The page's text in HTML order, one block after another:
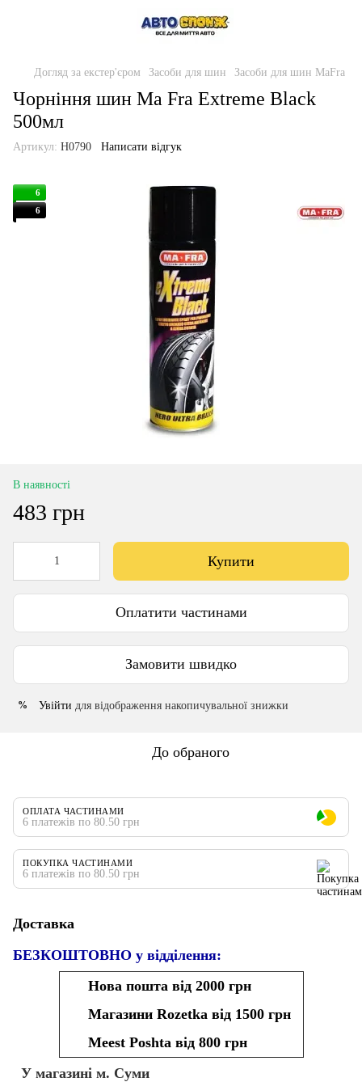
Догляд за екстер'єром Засоби для шин Засоби для шин MaFra
Чорніння шин Ma Fra Extreme Black
500мл
Артикул: H0790 Написати відгук
6
6
В наявності
483 грн
Купити
Оплатити частинами
Замовити швидко
% Увійти для відображення накопичувальної знижки
До обраного
ОПЛАТА ЧАСТИНАМИ
6 платежів по 80.50 грн
ПОКУПКА ЧАСТИНАМИ
6 платежів по 80.50 грн
Доставка
БЕЗКОШТОВНО у відділення:
Нова пошта від 2000 грн
Магазини Rozetka від 1500 грн
Meest Poshta від 800 грн
У магазині м. Суми